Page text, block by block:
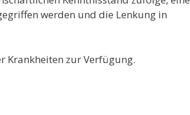
werden und die Lenkung in
Krankheiten zur Verfügung.